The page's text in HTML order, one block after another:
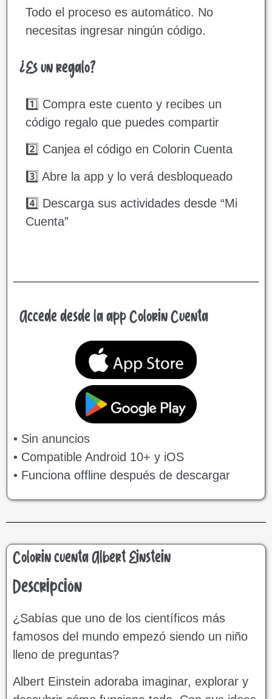
Todo el proceso es automático. No
necesitas ingresar ningún código.
¿Es un regalo?
1️⃣ Compra este cuento y recibes un
código regalo que puedes compartir
2️⃣ Canjea el código en Colorin Cuenta
3️⃣ Abre la app y lo verá desbloqueado
4️⃣ Descarga sus actividades desde “Mi
Cuenta”
Accede desde la app Colorin Cuenta
• Sin anuncios
• Compatible Android 10+ y iOS
• Funciona offline después de descargar
Colorin cuenta Albert Einstein
Descripción
¿Sabías que uno de los científicos más
famosos del mundo empezó siendo un niño
lleno de preguntas?
Albert Einstein adoraba imaginar, explorar y